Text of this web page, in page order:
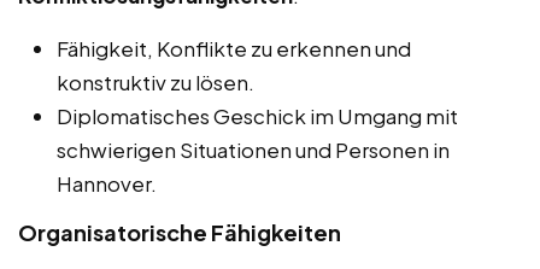
Fähigkeit, Konflikte zu erkennen und
konstruktiv zu lösen.
Diplomatisches Geschick im Umgang mit
schwierigen Situationen und Personen in
Hannover.
Organisatorische Fähigkeiten